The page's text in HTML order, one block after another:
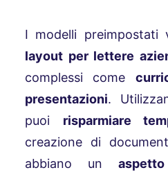
I modelli preimpostati
layout per lettere
complessi come
presentazioni.
puoi risparmiare
creazione di
abbiano un